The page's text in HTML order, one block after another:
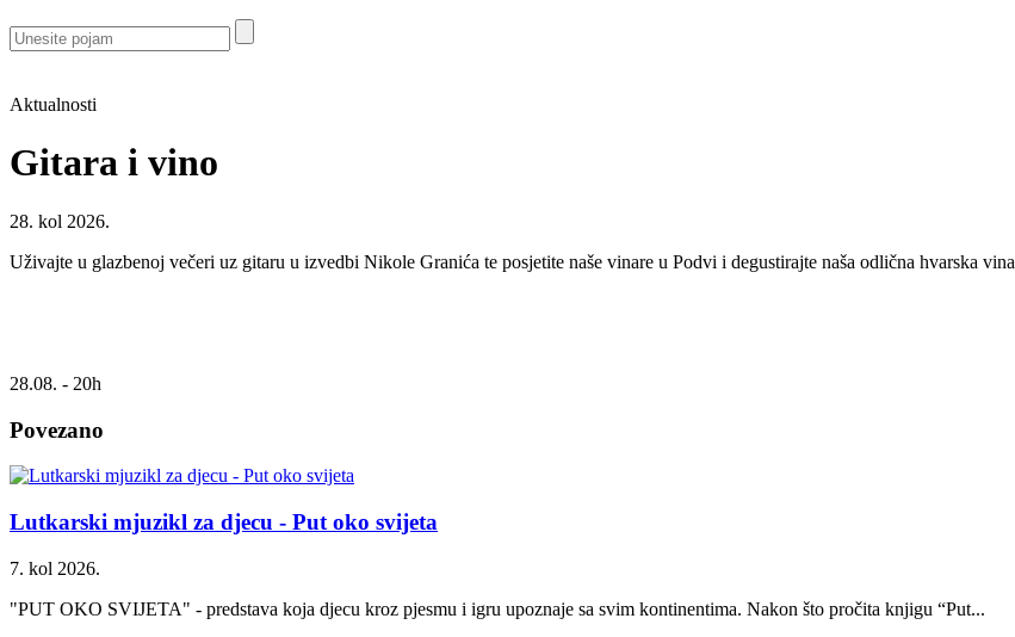
Aktualnosti
Gitara i vino
28. kol 2026.
Uživajte u glazbenoj večeri uz gitaru u izvedbi Nikole Granića te posjetite naše vinare u Podvi i degustirajte naša odlična hvarska vina
28.08. - 20h
Povezano
Lutkarski mjuzikl za djecu - Put oko svijeta
7. kol 2026.
"PUT OKO SVIJETA" - predstava koja djecu kroz pjesmu i igru upoznaje sa svim kontinentima. Nakon što pročita knjigu “Put...